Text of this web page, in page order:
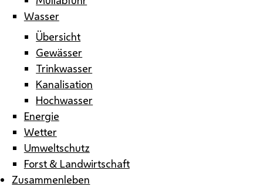
Wasser
Übersicht
Gewässer
Trinkwasser
Kanalisation
Hochwasser
Energie
Wetter
Umweltschutz
Forst & Landwirtschaft
Zusammenleben